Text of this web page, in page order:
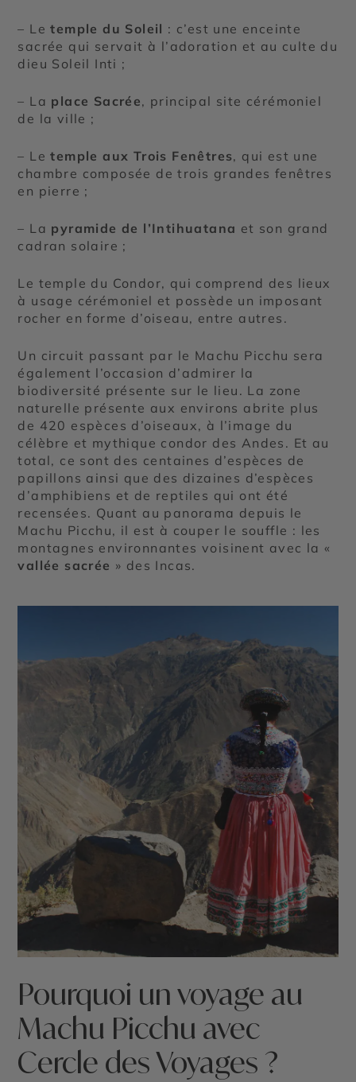
– Letemple du Soleil : c’est une enceinte
sacrée qui servait à l’adoration et au culte du
dieu Soleil Inti ;
– La place Sacrée, principal site cérémoniel
de la ville ;
– Letemple aux Trois Fenêtres, qui est une
chambre composée de trois grandes fenêtres
en pierre ;
– La pyramide de l’Intihuatana et son grand
cadran solaire ;
Le temple du Condor, qui comprend des lieux
à usage cérémoniel et possède un imposant
rocher en forme d’oiseau, entre autres.
Un circuit passant par le Machu Picchu sera
également l’occasion d’admirer la
biodiversité présente sur le lieu. La zone
naturelle présente aux environs abrite plus
de 420 espèces d’oiseaux, à l’image du
célèbre et mythique condor des Andes. Et au
total, ce sont des centaines d’espèces de
papillons ainsi que des dizaines d’espèces
d’amphibiens et de reptiles qui ont été
recensées. Quant au panorama depuis le
Machu Picchu, il est à couper le souffle : les
montagnes environnantes voisinent avec la «
vallée sacrée » des Incas.
Pourquoi un voyage au
Machu Picchu avec
Cercle des Voyages ?